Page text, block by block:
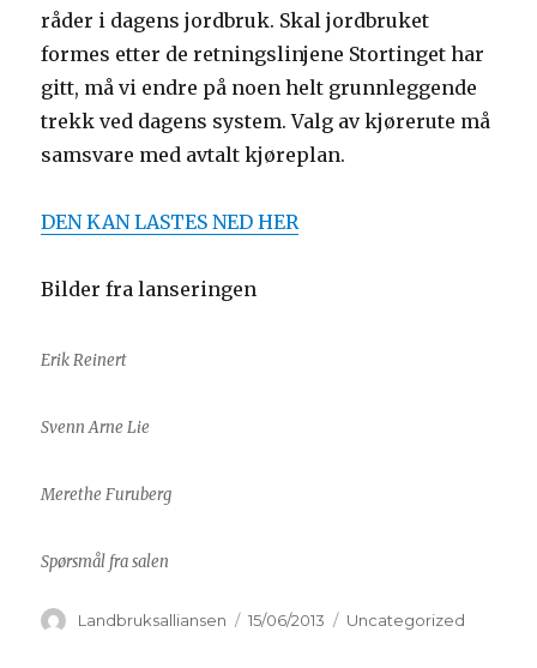
råder i dagens jordbruk. Skal jordbruket
formes etter de retningslinjene Stortinget har
gitt, må vi endre på noen helt grunnleggende
trekk ved dagens system. Valg av kjørerute må
samsvare med avtalt kjøreplan.
DEN KAN LASTES NED HER
Bilder fra lanseringen
Erik Reinert
Svenn Arne Lie
Merethe Furuberg
Spørsmål fra salen
Author
Landbruksalliansen
Posted
15/06/2013 Categories
Uncategorized